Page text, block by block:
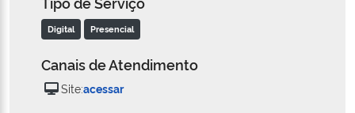
Digital Presencial
Canais de Atendimento
Site:acessar